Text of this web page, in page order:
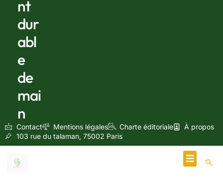
nt
dur
abl
e
de
mai
n
Contact Mentions légales Charte éditoriale
À propos
103 rue du talaman, 75002 Paris